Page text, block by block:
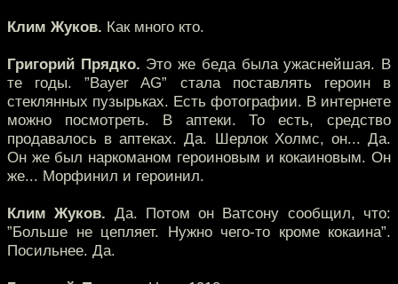
Клим Жуков. Как много кто.
Григорий Прядко. Это же беда была ужаснейшая. В
те годы. ”Bayer AG” стала поставлять героин в
стеклянных пузырьках. Есть фотографии. В интернете
можно посмотреть. В аптеки. То есть, средство
продавалось в аптеках. Да. Шерлок Холмс, он... Да.
Он же был наркоманом героиновым и кокаиновым. Он
же... Морфинил и героинил.
Клим Жуков. Да. Потом он Ватсону сообщил, что:
”Больше не цепляет. Нужно чего-то кроме кокаина”.
Посильнее. Да.